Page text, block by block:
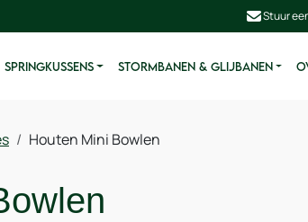
Stuur
SPRINGKUSSENS STORMBANEN & GLIJBANEN
Houten Mini Bowlen